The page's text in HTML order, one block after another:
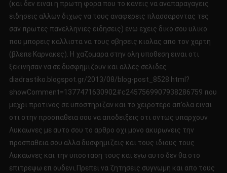
(και δεν ειναι η πρωτη φορα που το κανεις να αναπαραγαγεις
ειδησεις αλλων διχως να τους αναφερεις πλασσαροντας τες
σαν πρωτες πανελληνιες ειδησεις) ενω εχεις δικο σου υλικο
που μπορεις καλλιστα να τους σβησεις κιολας απο τον χαρτη
(βλεπε Καρνακες). Η χαζομαρα στην ολη υποθεση ειναι οτι
ξεκινησαν να σε δυσφημιζουν και αλλες σελιδες
diadrastiko.blogspot.gr/2013/08/blog-post_8528.html?
showComment=1377471630902#c2457569907938286759 που
μεχρι προτινος σε υποστηριζαν και το χειροτερο απ’ολα ειναι
οτι στην προσπαθεια σου να αποδειξεις οτι οντως υπαρχουν
Λυκαωνες με αυτο σου το αρθρο οχι μονο ακυρωνεις την
προσπαθεια σου αλλα δυσφημιζεις και τους ιδιους τους
Λυκαωνες και την υποσταση τους και εγω αυτο δεν θα στο
επιτρεψω επ ουδενι.Πρεπει να ζητησεις συγνωμη και απο τους